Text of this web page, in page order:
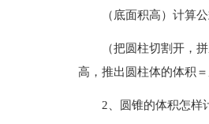
（底面积高）计算
（把圆柱切割开，
高，推出圆柱体的体积
2、圆锥的体积怎样